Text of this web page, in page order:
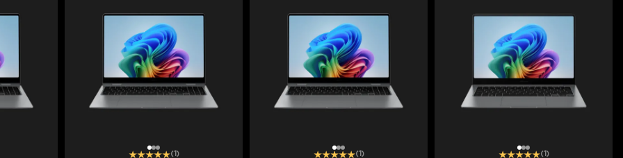
12 3 (1) 12 3 (1) 12 3 (1)